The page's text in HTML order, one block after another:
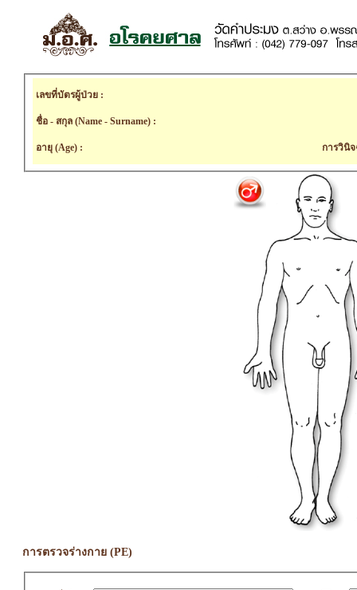
เลขที่บัตรผู้ป่วย :
ชื่อ - สกุล (Name - Surname) :
อายุ (Age) : การวินิ
การตรวจร่างกาย (PE)